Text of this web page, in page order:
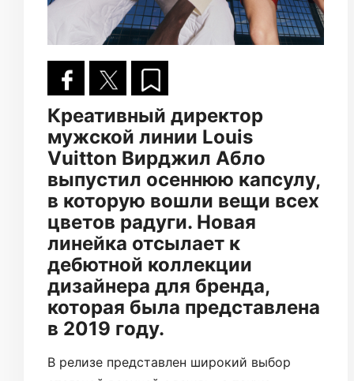
Креативный директор
мужской линии Louis
Vuitton Вирджил Абло
выпустил осеннюю капсулу,
в которую вошли вещи всех
цветов радуги. Новая
линейка отсылает к
дебютной коллекции
дизайнера для бренда,
которая была представлена
в 2019 году.
В релизе представлен широкий выбор